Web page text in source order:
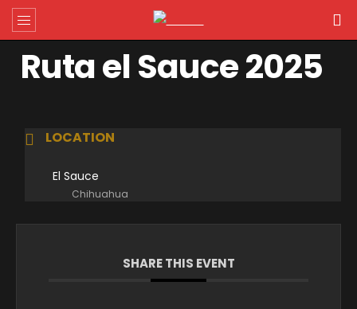
Ruta el Sauce 2025
LOCATION
El Sauce
Chihuahua
SHARE THIS EVENT